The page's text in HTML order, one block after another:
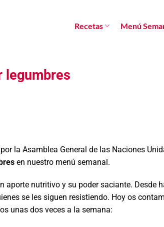
Recetas Menú
legumbres
por la Asamblea General de las Naciones
en nuestro menú semanal.
aporte nutritivo y su poder saciante. Desde
se les siguen resistiendo. Hoy os
unas dos veces a la semana: